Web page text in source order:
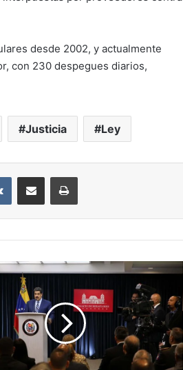
desde 2002, y actualmente
con 230 despegues diarios,
Justicia Ley
VKontakteCompartir via correo electrónicoImpresión